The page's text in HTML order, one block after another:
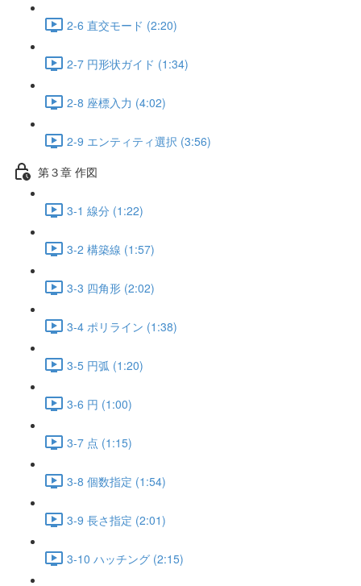
2-6 直交モード (2:20)
2-7 円形状ガイド (1:34)
2-8 座標入力 (4:02)
2-9 エンティティ選択 (3:56)
第３章 作図
3-1 線分 (1:22)
3-2 構築線 (1:57)
3-3 四角形 (2:02)
3-4 ポリライン (1:38)
3-5 円弧 (1:20)
3-6 円 (1:00)
3-7 点 (1:15)
3-8 個数指定 (1:54)
3-9 長さ指定 (2:01)
3-10 ハッチング (2:15)